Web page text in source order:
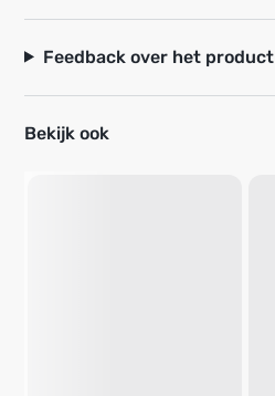
Feedback over het product
Bekijk ook